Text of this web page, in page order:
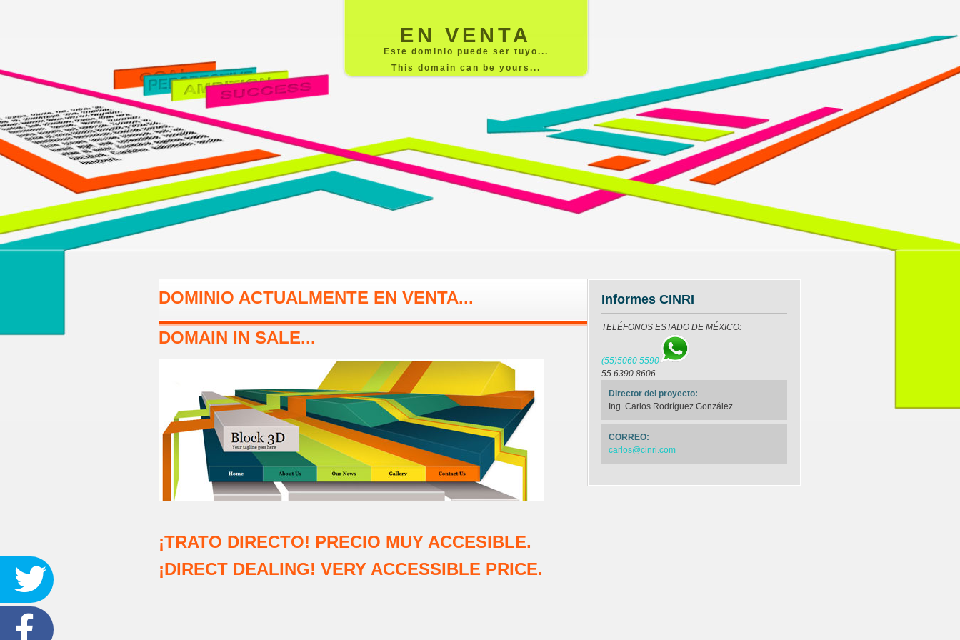
EN VENTA
Este dominio puede ser tuyo...
This domain can be yours...
DOMINIO ACTUALMENTE EN VENTA...
DOMAIN IN SALE...
¡TRATO DIRECTO! PRECIO MUY ACCESIBLE.
¡DIRECT DEALING! VERY ACCESSIBLE PRICE.
Informes CINRI
TELÉFONOS ESTADO DE MÉXICO:
(55)5060 5590
55 6390 8606
Director del proyecto:
Ing. Carlos Rodríguez González.
CORREO:
carlos@cinri.com